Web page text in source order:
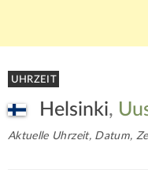
UHRZEIT
Helsinki,
Aktuelle Uhrzeit, Datum,